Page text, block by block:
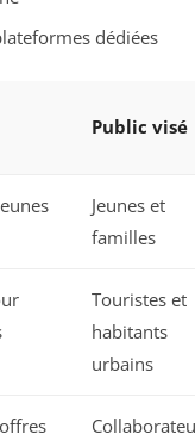
dédiées
Public visé
Jeunes et
familles
Touristes et
habitants
urbains